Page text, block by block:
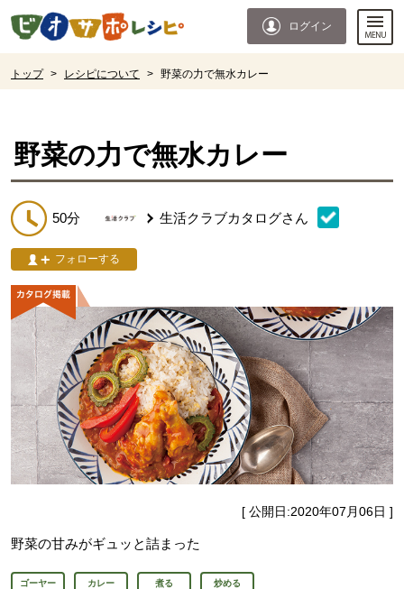
ページの先頭です。
ログイン
トップ > レシピについて > 野菜の力で無水カレー
野菜の力で無水カレー
50分 生活クラブカタログさん
フォローする
[ 公開日:2020年07月06日 ]
野菜の甘みがギュッと詰まった
ゴーヤー カレー 煮る 炒める